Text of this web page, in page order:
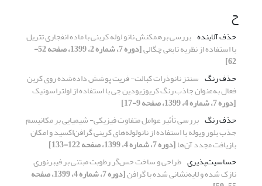
ح
حذف آلاینده بررسی برهمکنش نانو لوله کربنی با ماده انفجاری تتریل
با استفاده از نظریه تابعی چگالی [دوره 7، شماره 2، 1399، صفحه 52-
62]
حذف رنگ سنتز نانوذرات کبالت- فریت پوشش داده‌شده روی کربن
فعال به‌عنوان جاذب رنگ کریوزیودین جی با استفاده از اولتراسونیک
[دوره 7، شماره 4، 1399، صفحه 9-17]
حذف رنگ بررسی تأثیر عوامل متفاوت فیزیکی- شیمیایی بر مکانیسم
جذب بلور ویوله با استفاده از نانولوله‌های کربنی گرافن‌اکسید و امکان
بازیافت مجدد آن‌ها[دوره 7، شماره 4، 1399، صفحه 122-133]
حساسیت‌پذیری طراحی و ساخت حس‌گر رطوبت مبتنی بر فیبرنوری
نازک شده و لایه‌نشانی شده با گرافن [دوره 7، شماره 4، 1399، صفحه